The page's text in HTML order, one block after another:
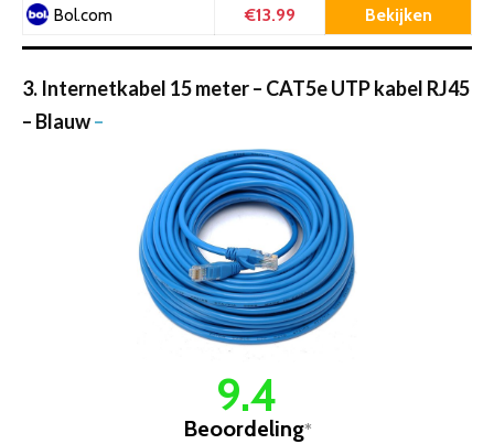
Bol.com €13.99 Bekijken
3. Internetkabel 15 meter – CAT5e UTP kabel RJ45
– Blauw–
9.4
Beoordeling*